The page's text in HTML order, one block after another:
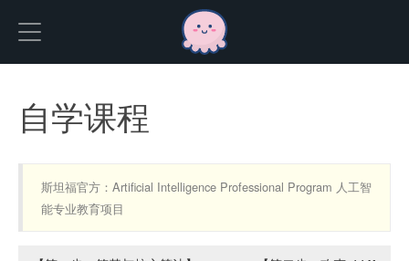
自学课程
斯坦福官方：Artificial Intelligence Professional Program 人工智
能专业教育项目